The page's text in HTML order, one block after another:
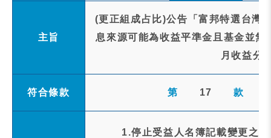
主旨
(更正組成占比)公告「富邦特選台灣
息來源可能為收益平準金且基金並
月收益分
符合條款 第 17 款
1.停止受益人名簿記載變更之